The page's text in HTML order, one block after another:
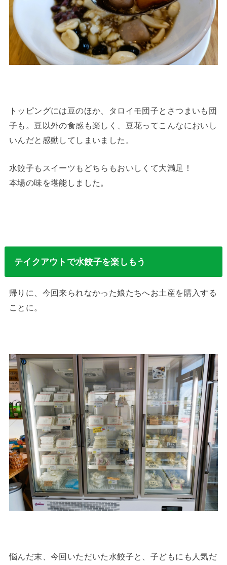
トッピングには豆のほか、タロイモ団子とさつまいも団
子も。豆以外の食感も楽しく、豆花ってこんなにおいし
いんだと感動してしまいました。
水餃子もスイーツもどちらもおいしくて大満足！
本場の味を堪能しました。
テイクアウトで水餃子を楽しもう
帰りに、今回来られなかった娘たちへお土産を購入する
ことに。
悩んだ末、今回いただいた水餃子と、子どもにも人気だ